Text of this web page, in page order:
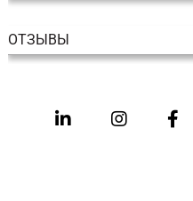
ОТЗЫВЫ